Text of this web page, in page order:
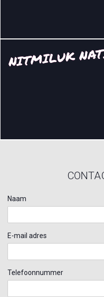
NITMILUK
Naam
E-mail adres
Telefoonnummer